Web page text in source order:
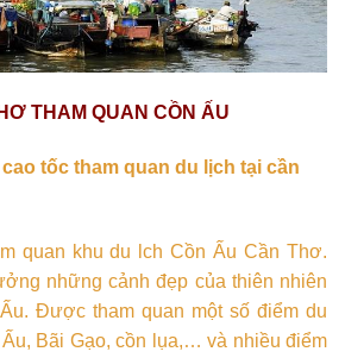
THAM QUAN CỒN ẤU
tốc tham quan du lịch tại cần
quan khu du lch Cồn Ấu Cần Thơ.
những cảnh đẹp của thiên nhiên
Được tham quan một số điểm du
Bãi Gạo, cồn lụa,… và nhiều điểm